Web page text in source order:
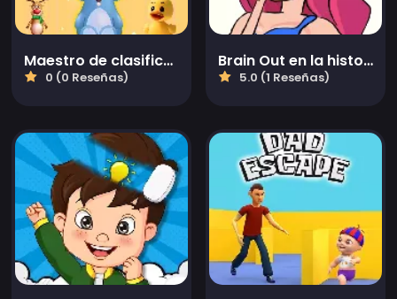
Maestro de clasificación de mercancías
0 (0 Reseñas)
Brain Out en la historia de amor 2
5.0 (1 Reseñas)